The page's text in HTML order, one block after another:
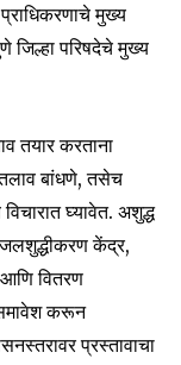
of the
on our website
we respect
information is
मुख्य
जिल्हा परिषदेचे मुख्य
तयार करताना
बांधणे, तसेच
घ्यावेत. अशुद्ध
जलशुद्धीकरण केंद्र,
वितरण
समावेश करून
प्रस्तावाचा